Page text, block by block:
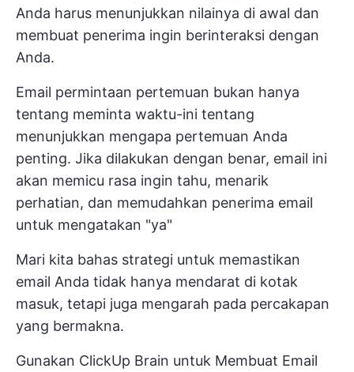
Anda harus menunjukkan nilainya di awal dan
membuat penerima ingin berinteraksi dengan
Anda.
Email permintaan pertemuan bukan hanya
tentang meminta waktu-ini tentang
menunjukkan mengapa pertemuan Anda
penting. Jika dilakukan dengan benar, email ini
akan memicu rasa ingin tahu, menarik
perhatian, dan memudahkan penerima email
untuk mengatakan "ya"
Mari kita bahas strategi untuk memastikan
email Anda tidak hanya mendarat di kotak
masuk, tetapi juga mengarah pada percakapan
yang bermakna.
Gunakan ClickUp Brain untuk Membuat Email